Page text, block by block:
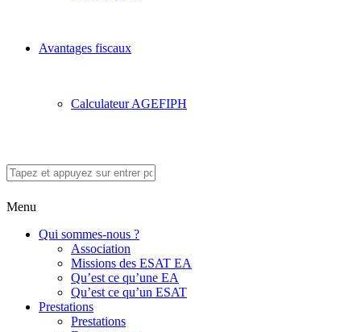
Avantages fiscaux
Calculateur AGEFIPH
Menu
Qui sommes-nous ?
Association
Missions des ESAT EA
Qu’est ce qu’une EA
Qu’est ce qu’un ESAT
Prestations
Prestations